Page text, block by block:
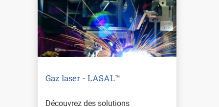
Gaz laser - LASAL™
Découvrez des solutions